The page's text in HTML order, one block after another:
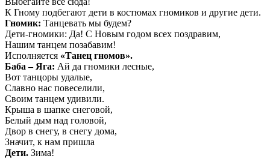
К Гному подбегают дети в костюмах гномиков и другие дети.
Гномик: Танцевать мы будем?
Дети-гномики: Да! С Новым годом всех поздравим,
Нашим танцем позабавим!
Исполняется «Танец гномов».
Баба – Яга: Ай да гномики лесные,
Вот танцоры удалые,
Славно нас повеселили,
Своим танцем удивили.
Крыша в шапке снеговой,
Белый дым над головой,
Двор в снегу, в снегу дома,
Значит, к нам пришла
Дети. Зима!